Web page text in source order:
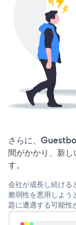
さらに、
間がかかり、新
す。
会社が成長し続け
脆弱性を悪用しよう
題に遭遇する可能性